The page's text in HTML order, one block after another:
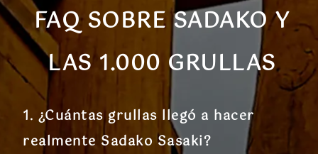
FAQ SOBRE SADAKO Y
LAS 1.000 GRULLAS
1. ¿Cuántas grullas llegó a hacer
realmente Sadako Sasaki?